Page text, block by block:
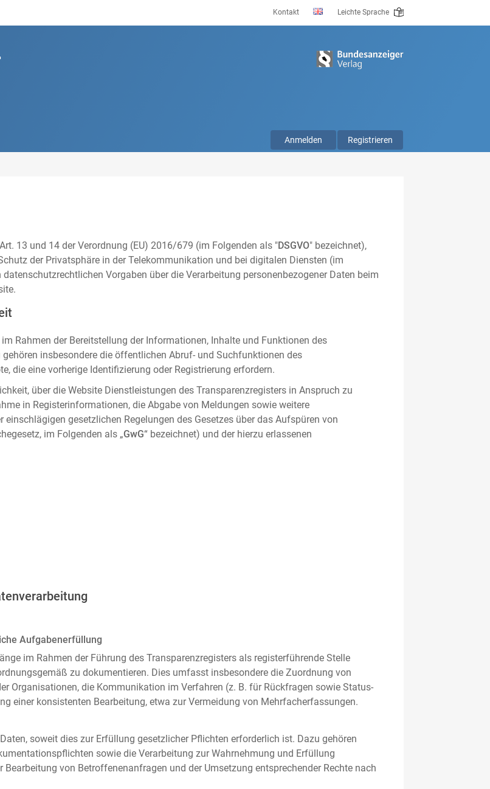
Kontakt Leichte Sprache
Anmelden Registrieren
13 und 14 der Verordnung (EU) 2016/679 (im Folgenden als "DSGVO" bezeichnet),
der Privatsphäre in der Telekommunikation und bei digitalen Diensten (im
Vorgaben über die Verarbeitung personenbezogener Daten beim
Rahmen der Bereitstellung der Informationen, Inhalte und Funktionen des
insbesondere die öffentlichen Abruf- und Suchfunktionen des
die eine vorherige Identifizierung oder Registrierung erfordern.
über die Website Dienstleistungen des Transparenzregisters in Anspruch zu
in Registerinformationen, die Abgabe von Meldungen sowie weitere
gesetzlichen Regelungen des Gesetzes über das Aufspüren von
im Folgenden als „GwG“ bezeichnet) und der hierzu erlassenen
Aufgabenerfüllung
im Rahmen der Führung des Transparenzregisters als registerführende Stelle
zu dokumentieren. Dies umfasst insbesondere die Zuordnung von
Organisationen, die Kommunikation im Verfahren (z. B. für Rückfragen sowie Status-
einer konsistenten Bearbeitung, etwa zur Vermeidung von Mehrfacherfassungen.
soweit dies zur Erfüllung gesetzlicher Pflichten erforderlich ist. Dazu gehören
sowie die Verarbeitung zur Wahrnehmung und Erfüllung
von Betroffenenanfragen und der Umsetzung entsprechender Rechte nach